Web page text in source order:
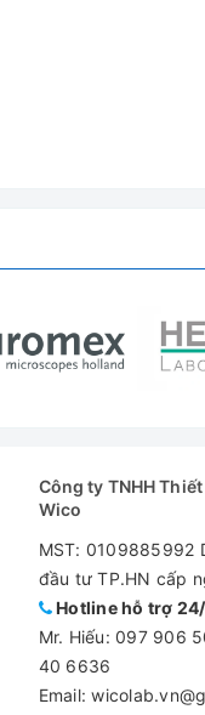
Công ty TNHH
Wico
MST: 0109885992
đầu tư TP.HN cấp
Hotline hỗ trợ
Mr. Hiếu: 097 906
40 6636
Email: